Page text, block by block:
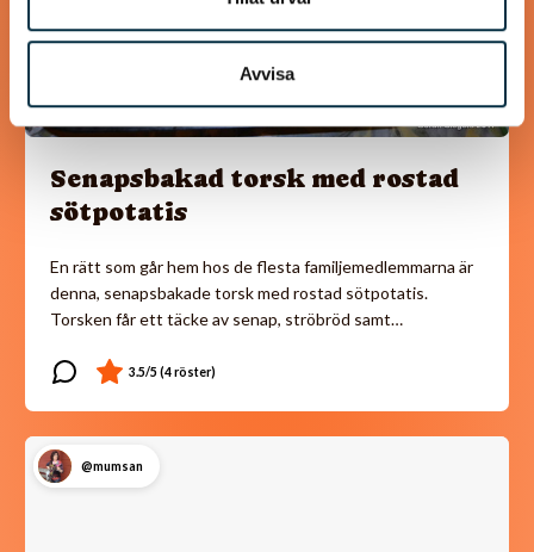
Avvisa
Senapsbakad torsk med rostad
sötpotatis
En rätt som går hem hos de flesta familjemedlemmarna är
denna, senapsbakade torsk med rostad sötpotatis.
Torsken får ett täcke av senap, ströbröd samt…
@mumsan